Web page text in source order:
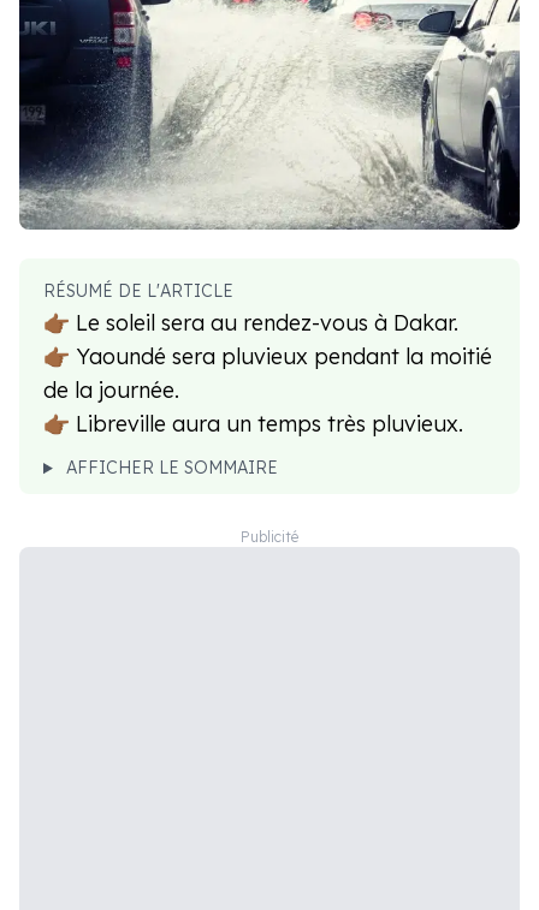
RÉSUMÉ DE L'ARTICLE
👉🏾 Le soleil sera au rendez-vous à Dakar.
👉🏾 Yaoundé sera pluvieux pendant la moitié
de la journée.
👉🏾 Libreville aura un temps très pluvieux.
AFFICHER LE SOMMAIRE